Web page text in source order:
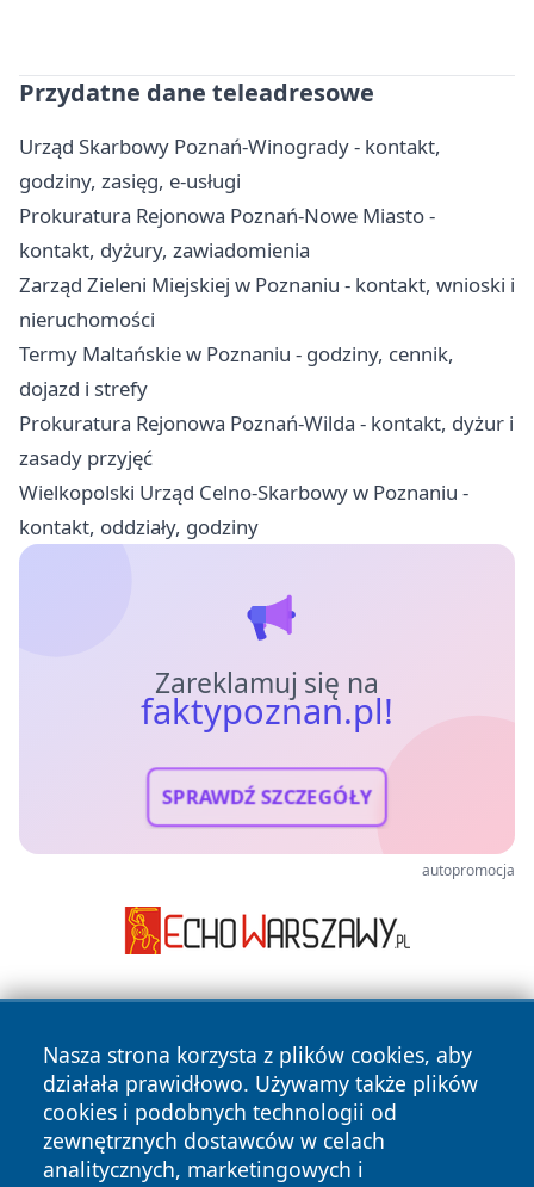
Przydatne dane teleadresowe
Urząd Skarbowy Poznań-Winogrady - kontakt,
godziny, zasięg, e-usługi
Prokuratura Rejonowa Poznań-Nowe Miasto -
kontakt, dyżury, zawiadomienia
Zarząd Zieleni Miejskiej w Poznaniu - kontakt, wnioski i
nieruchomości
Termy Maltańskie w Poznaniu - godziny, cennik,
dojazd i strefy
Prokuratura Rejonowa Poznań-Wilda - kontakt, dyżur i
zasady przyjęć
Wielkopolski Urząd Celno-Skarbowy w Poznaniu -
kontakt, oddziały, godziny
Zareklamuj się na
faktypoznan.pl!
SPRAWDŹ SZCZEGÓŁY
autopromocja
Nasza strona korzysta z plików cookies, aby
działała prawidłowo. Używamy także plików
cookies i podobnych technologii od
zewnętrznych dostawców w celach
analitycznych, marketingowych i
Copyright © 2026 faktypoznan.pl Wszystkie prawa
zastrzeżone.